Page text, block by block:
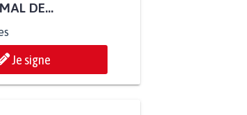
DE...
Je signe